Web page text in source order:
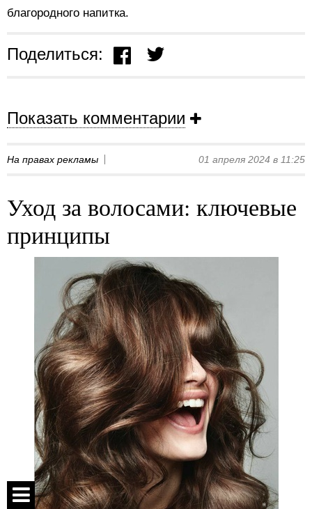
благородного напитка.
Поделиться:
Показать комментарии
На правах рекламы 01 апреля 2024 в 11:25
Уход за волосами: ключевые
принципы